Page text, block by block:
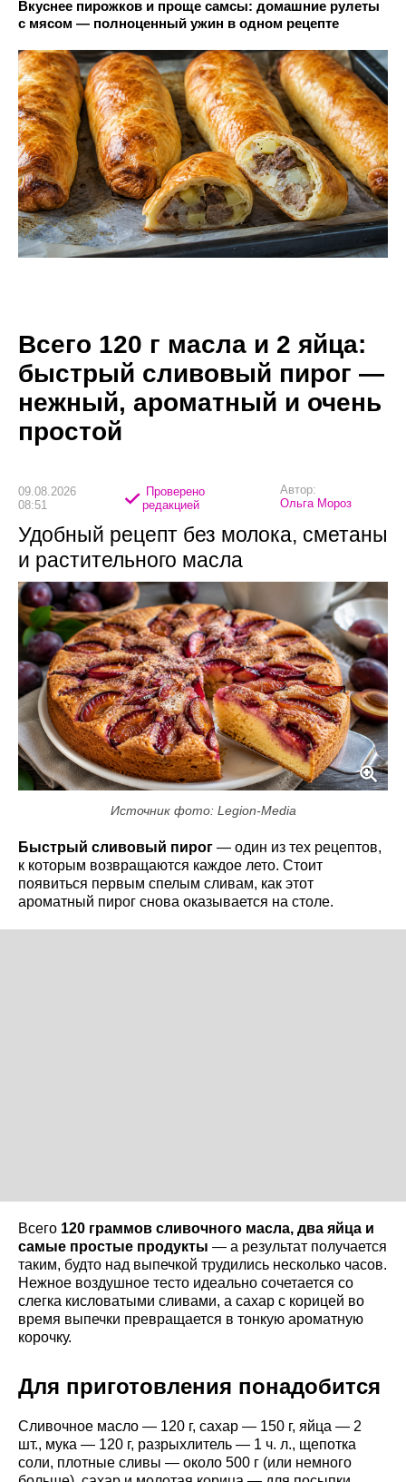
Вкуснее пирожков и проще самсы: домашние рулеты
с мясом — полноценный ужин в одном рецепте
Всего 120 г масла и 2 яйца:
быстрый сливовый пирог —
нежный, ароматный и очень
простой
09.08.2026
08:51
Проверено
редакцией
Автор:
Ольга Мороз
Удобный рецепт без молока, сметаны
и растительного масла
Источник фото: Legion-Media
Быстрый сливовый пирог — один из тех рецептов,
к которым возвращаются каждое лето. Стоит
появиться первым спелым сливам, как этот
ароматный пирог снова оказывается на столе.
Всего 120 граммов сливочного масла, два яйца и
самые простые продукты — а результат получается
таким, будто над выпечкой трудились несколько часов.
Нежное воздушное тесто идеально сочетается со
слегка кисловатыми сливами, а сахар с корицей во
время выпечки превращается в тонкую ароматную
корочку.
Для приготовления понадобится
Сливочное масло — 120 г, сахар — 150 г, яйца — 2
шт., мука — 120 г, разрыхлитель — 1 ч. л., щепотка
соли, плотные сливы — около 500 г (или немного